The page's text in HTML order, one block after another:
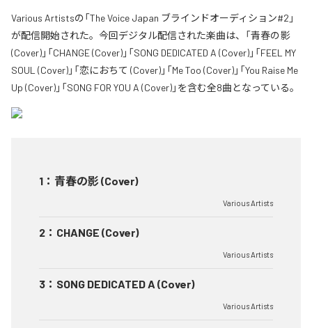
Various Artistsの「The Voice Japan ブラインドオーディション#2」
が配信開始された。今回デジタル配信された楽曲は、「青春の影
(Cover)」「CHANGE (Cover)」「SONG DEDICATED A (Cover)」「FEEL MY
SOUL (Cover)」「恋におちて (Cover)」「Me Too (Cover)」「You Raise Me
Up (Cover)」「SONG FOR YOU A (Cover)」を含む全8曲となっている。
1 ： 青春の影 (Cover)
Various Artists
2 ： CHANGE (Cover)
Various Artists
3 ： SONG DEDICATED A (Cover)
Various Artists